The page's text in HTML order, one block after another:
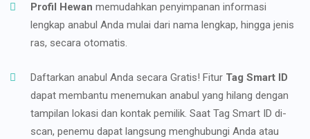
Profil Hewan memudahkan penyimpanan informasi
lengkap anabul Anda mulai dari nama lengkap, hingga jenis
ras, secara otomatis.
Daftarkan anabul Anda secara Gratis! Fitur Tag Smart ID
dapat membantu menemukan anabul yang hilang dengan
tampilan lokasi dan kontak pemilik. Saat Tag Smart ID di-
scan, penemu dapat langsung menghubungi Anda atau